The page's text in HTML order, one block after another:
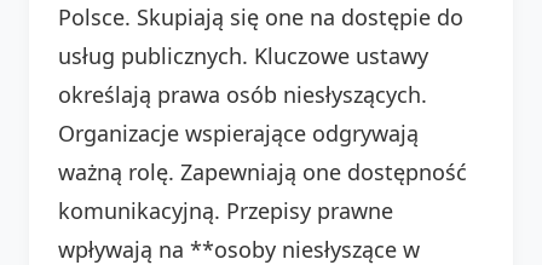
Polsce. Skupiają się one na dostępie do
usług publicznych. Kluczowe ustawy
określają prawa osób niesłyszących.
Organizacje wspierające odgrywają
ważną rolę. Zapewniają one dostępność
komunikacyjną. Przepisy prawne
wpływają na **osoby niesłyszące w